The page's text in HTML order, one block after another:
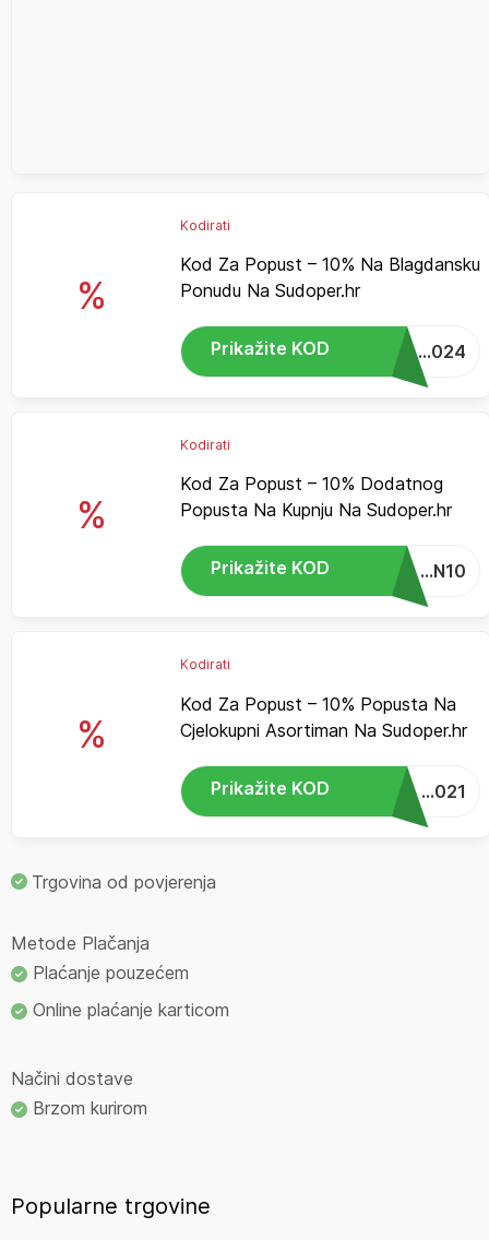
%
Kodirati
Kod Za Popust – 10% Na Blagdansku
Ponudu Na Sudoper.hr
Prikažite KOD ...024
%
Kodirati
Kod Za Popust – 10% Dodatnog
Popusta Na Kupnju Na Sudoper.hr
Prikažite KOD ...N10
%
Kodirati
Kod Za Popust – 10% Popusta Na
Cjelokupni Asortiman Na Sudoper.hr
Prikažite KOD ...021
Trgovina od povjerenja
Metode Plačanja
Plaćanje pouzećem
Online plaćanje karticom
Načini dostave
Brzom kurirom
Popularne trgovine